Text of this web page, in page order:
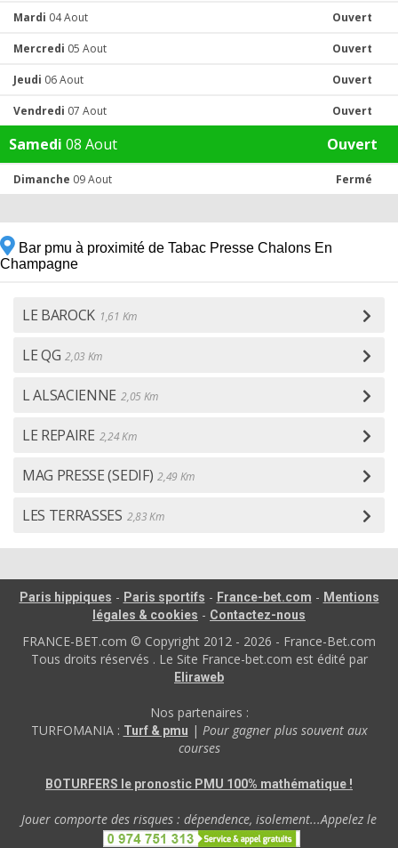
Mardi 04 Aout Ouvert
Mercredi 05 Aout Ouvert
Jeudi 06 Aout Ouvert
Vendredi 07 Aout Ouvert
Samedi 08 Aout Ouvert
Dimanche 09 Aout Fermé
Bar pmu à proximité de Tabac Presse Chalons En
Champagne
LE BAROCK 1,61 Km
LE QG 2,03 Km
L ALSACIENNE 2,05 Km
LE REPAIRE 2,24 Km
MAG PRESSE (SEDIF) 2,49 Km
LES TERRASSES 2,83 Km
Paris hippiques - Paris sportifs - France-bet.com - Mentions
légales & cookies - Contactez-nous
FRANCE-BET.com © Copyright 2012 - 2026 - France-Bet.com
Tous droits réservés . Le Site France-bet.com est édité par
Eliraweb
Nos partenaires :
TURFOMANIA : Turf & pmu | Pour gagner plus souvent aux
courses
BOTURFERS le pronostic PMU 100% mathématique !
Jouer comporte des risques : dépendence, isolement...Appelez le